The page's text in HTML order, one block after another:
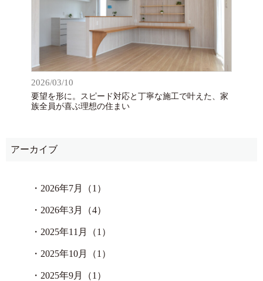
2026/03/10
要望を形に。スピード対応と丁寧な施工で叶えた、家
族全員が喜ぶ理想の住まい
アーカイブ
・ 2026年7月（1）
・ 2026年3月（4）
・ 2025年11月（1）
・ 2025年10月（1）
・ 2025年9月（1）